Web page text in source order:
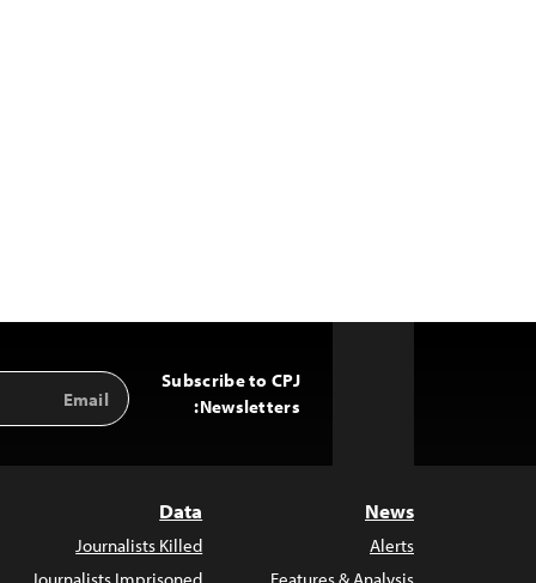
Subscribe to CPJ
Newsletters:
Email
Address
News
Alerts
Data
Journalists Killed